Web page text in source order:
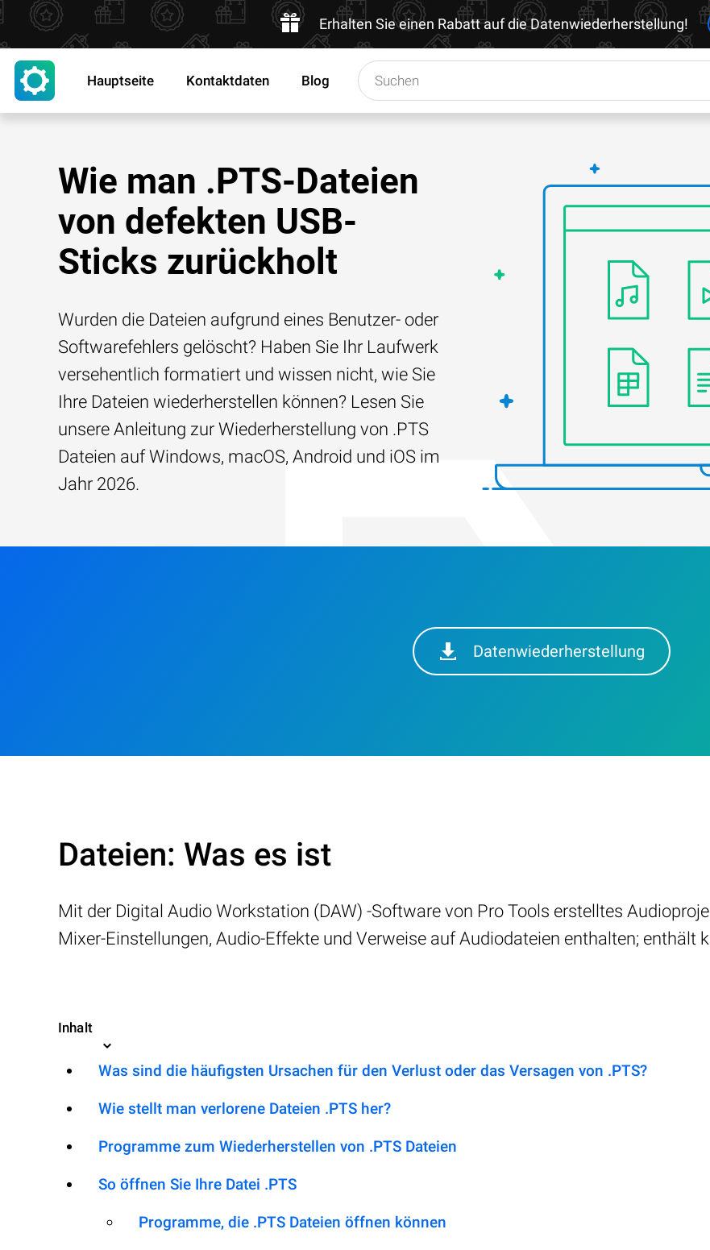
Erhalten Sie einen Rabatt auf die Datenwiederherstellung!
Hauptseite Kontaktdaten Blog
Wie man .PTS-Dateien
von defekten USB-
Sticks zurückholt
Wurden die Dateien aufgrund eines Benutzer- oder
Softwarefehlers gelöscht? Haben Sie Ihr Laufwerk
versehentlich formatiert und wissen nicht, wie Sie
Ihre Dateien wiederherstellen können? Lesen Sie
unsere Anleitung zur Wiederherstellung von .PTS
Dateien auf Windows, macOS, Android und iOS im
Jahr 2026.
Datenwiederherstellung
Dateien: Was es ist
Mit der Digital Audio Workstation (DAW) -Software von Pro Tools erstelltes
Mixer-Einstellungen, Audio-Effekte und Verweise auf Audiodateien enthalten; enthält
Inhalt
Was sind die häufigsten Ursachen für den Verlust oder das Versagen von .PTS?
Wie stellt man verlorene Dateien .PTS her?
Programme zum Wiederherstellen von .PTS Dateien
So öffnen Sie Ihre Datei .PTS
Programme, die .PTS Dateien öffnen können